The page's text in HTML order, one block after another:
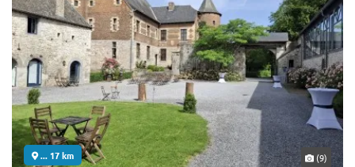
... 17 km (9)